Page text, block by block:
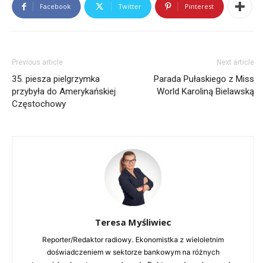
Bio Latest Posts
Teresa Myśliwiec
Doktor nauk społecznych z zakresu psychologii i
wykładowca akademicki. Ponadto dyplomowany
coach i doradca zawodowy.
Facebook Twitter Pinterest
Previous article
35. piesza pielgrzymka
przybyła do Amerykańskiej
Częstochowy
Next article
Parada Pułaskiego z Miss
World Karoliną Bielawską
Teresa Myśliwiec
Reporter/Redaktor radiowy. Ekonomistka z wieloletnim
doświadczeniem w sektorze bankowym na różnych